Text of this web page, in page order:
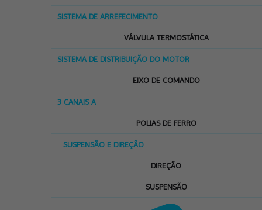
SISTEMA DE ARREFECIMENTO
VÁLVULA TERMOSTÁTICA
SISTEMA DE DISTRIBUIÇÃO DO MOTOR
EIXO DE COMANDO
3 CANAIS A
POLIAS DE FERRO
SUSPENSÃO E DIREÇÃO
DIREÇÃO
SUSPENSÃO